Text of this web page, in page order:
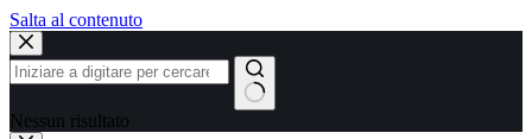
Salta al contenuto
Nessun risultato